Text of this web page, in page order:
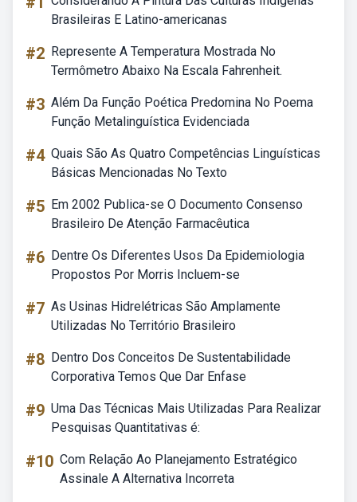
Brasileiras E Latino-americanas
#2 Represente A Temperatura Mostrada No
Termômetro Abaixo Na Escala Fahrenheit.
#3 Além Da Função Poética Predomina No Poema
Função Metalinguística Evidenciada
#4 Quais São As Quatro Competências Linguísticas
Básicas Mencionadas No Texto
#5 Em 2002 Publica-se O Documento Consenso
Brasileiro De Atenção Farmacêutica
#6 Dentre Os Diferentes Usos Da Epidemiologia
Propostos Por Morris Incluem-se
#7 As Usinas Hidrelétricas São Amplamente
Utilizadas No Território Brasileiro
#8 Dentro Dos Conceitos De Sustentabilidade
Corporativa Temos Que Dar Enfase
#9 Uma Das Técnicas Mais Utilizadas Para Realizar
Pesquisas Quantitativas é:
#10 Com Relação Ao Planejamento Estratégico
Assinale A Alternativa Incorreta